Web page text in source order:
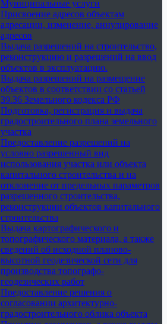
Муниципальные услуги
Присвоение адресов объектам
адресации, изменение, аннулирование
адресов
Выдача разрешений на строительство,
реконструкцию и разрешений на ввод
объектов в эксплуатацию.
Выдача разрешений на размещение
объектов в соответствии со статьей
39.36 Земельного кодекса РФ
Подготовка, регистрация и выдача
градостроительного плана земельного
участка
Предоставление разрешений на
условно разрешенный вид
использования участка или объекта
капитального строительства и на
отклонение от предельных параметров
разрешенного строительства,
реконструкции объектов капитального
строительства
Выдача картографического и
топографического материала, а также
сведений об исходной планово-
высотной геодезической сети для
производства топографо-
геодезических работ
Предоставление решения о
согласовании архитектурно-
градостроительного облика объекта